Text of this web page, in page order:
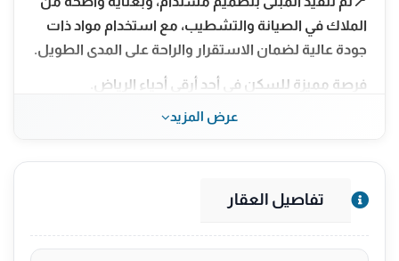
الملاك في الصيانة والتشطيب، مع استخدام مواد ذات
جودة عالية لضمان الاستقرار والراحة على المدى الطويل.
فرصة مميزة للسكن في أحد أرقى أحياء الرياض.
📞 للتواصل أو معاينة العقار، يسعدنا خدمتك.
عرض المزيد
تفاصيل العقار